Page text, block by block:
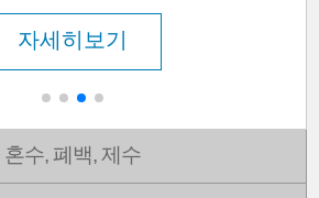
혼수, 폐백, 제수